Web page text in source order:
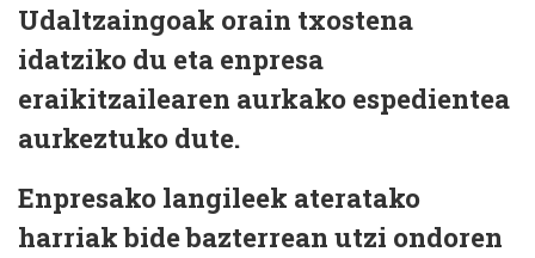
Udaltzaingoak orain txostena
idatziko du eta enpresa
eraikitzailearen aurkako espedientea
aurkeztuko dute.
Enpresako langileek ateratako
harriak bide bazterrean utzi ondoren